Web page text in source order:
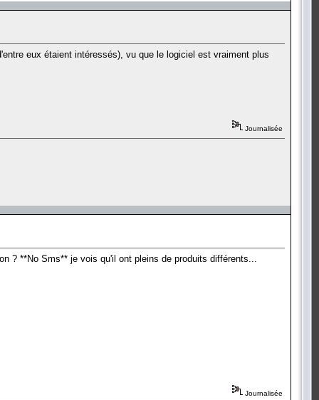
eux étaient intéressés), vu que le logiciel est vraiment plus
Journalisée
? **No Sms** je vois qu'il ont pleins de produits différents...
Journalisée